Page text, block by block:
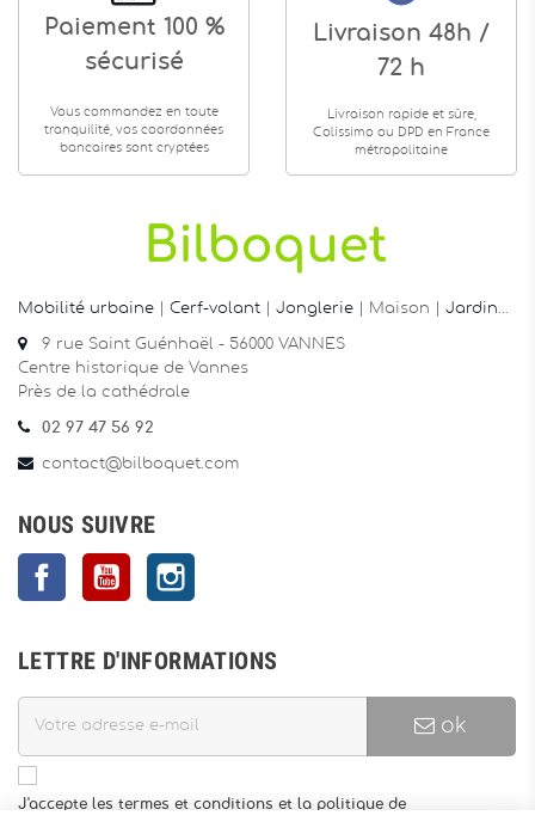
Paiement 100 %
sécurisé
Vous commandez en toute
tranquilité, vos coordonnées
bancaires sont cryptées
Livraison 48h /
72 h
Livraison rapide et sûre,
Colissimo ou DPD en France
métropolitaine
Mobilité urbaine Cerf-volant Jonglerie | Maison | Jardin
9 rue Saint Guénhaël - 56000 VANNES
Centre historique de Vannes
Près de la cathédrale
02 97 47 56 92
contact@bilboquet.com
NOUS SUIVRE
FacebookYouTube
LETTRE D'INFORMATIONS
ok
J'accepte les termes et conditions et la politique de